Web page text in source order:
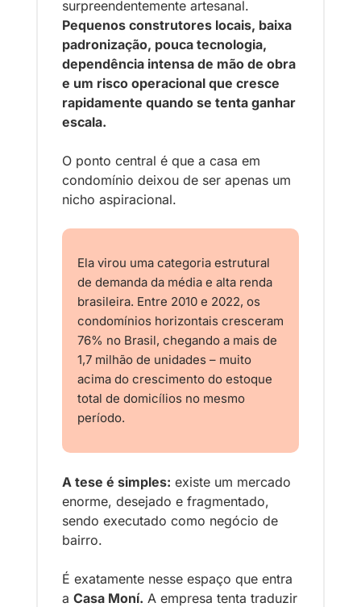
Pequenos construtores locais, baixa
padronização, pouca tecnologia,
dependência intensa de mão de obra
e um risco operacional que cresce
rapidamente quando se tenta ganhar
escala.
O ponto central é que a casa em
condomínio deixou de ser apenas um
nicho aspiracional.
Ela virou uma categoria estrutural
de demanda da média e alta renda
brasileira. Entre 2010 e 2022, os
condomínios horizontais cresceram
76% no Brasil, chegando a mais de
1,7 milhão de unidades – muito
acima do crescimento do estoque
total de domicílios no mesmo
período.
A tese é simples: existe um mercado
enorme, desejado e fragmentado,
sendo executado como negócio de
bairro.
É exatamente nesse espaço que entra
a Casa Moní. A empresa tenta traduzir